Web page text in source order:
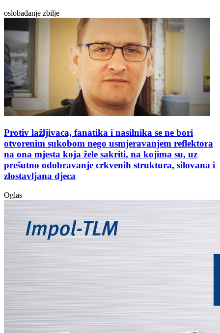
oslobađanje zbilje
Protiv lažljivaca, fanatika i nasilnika se ne bori
otvorenim sukobom nego usmjeravanjem reflektora
na ona mjesta koja žele sakriti, na kojima su, uz
prešutno odobravanje crkvenih struktura, silovana i
zlostavljana djeca
Oglas